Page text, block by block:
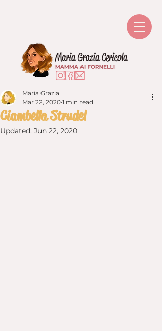
Ciambella Strudel
Maria Grazia
Mar 22, 2020 1 min read
Updated: Jun 22, 2020